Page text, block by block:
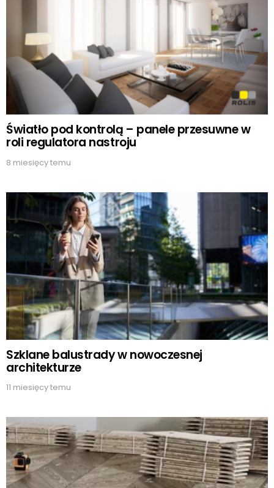
Światło pod kontrolą – panele przesuwne w
roli regulatora nastroju
8 miesięcy temu
Szklane balustrady w nowoczesnej
architekturze
11 miesięcy temu